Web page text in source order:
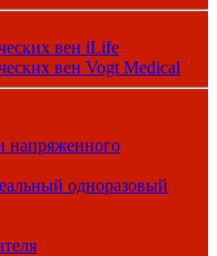
вен iLife
вен Vogt Medical
напряженного
одноразовый